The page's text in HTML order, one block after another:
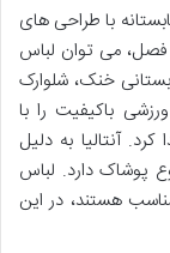
با طراحی های
فصل، می توان لباس
خنک، شلوارک
باکیفیت را با
آنتالیا به دلیل
پوشاک دارد. لباس
هستند، در این